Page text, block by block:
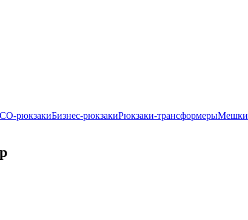
рюкзакиБизнес-рюкзакиРюкзаки-трансформерыМешки